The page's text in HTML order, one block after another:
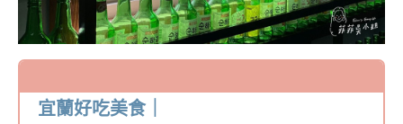
宜蘭好吃美食｜